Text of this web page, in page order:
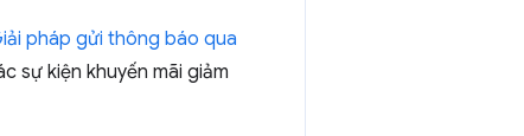
pháp gửi thông báo qua
sự kiện khuyến mãi giảm